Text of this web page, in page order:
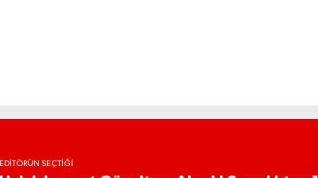
EDITÖRÜN SEÇTIĞI